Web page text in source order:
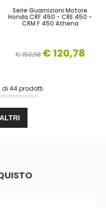
Serie Guarnizioni Motore
Honda CRF 450 - CRE 450 -
CRM F 450 Athena
€ 150,98 € 120,78
di 44prodotti